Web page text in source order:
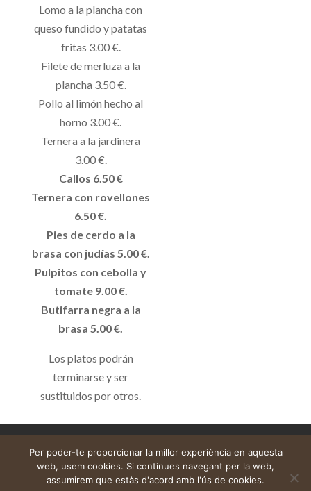
Lomo a la plancha con
queso fundido y patatas
fritas 3.00 €.
Filete de merluza a la
plancha 3.50 €.
Pollo al limón hecho al
horno 3.00 €.
Ternera a la jardinera
3.00 €.
Callos 6.50 €
Ternera con rovellones
6.50 €.
Pies de cerdo a la
brasa con judías 5.00 €.
Pulpitos con cebolla y
tomate 9.00 €.
Butifarra negra a la
brasa 5.00 €.
Los platos podrán
terminarse y ser
sustituidos por otros.
Per poder-te proporcionar la millor experiència en aquesta
web, usem cookies. Si continues navegant per la web,
assumirem que estàs d'acord amb l'ús de cookies.